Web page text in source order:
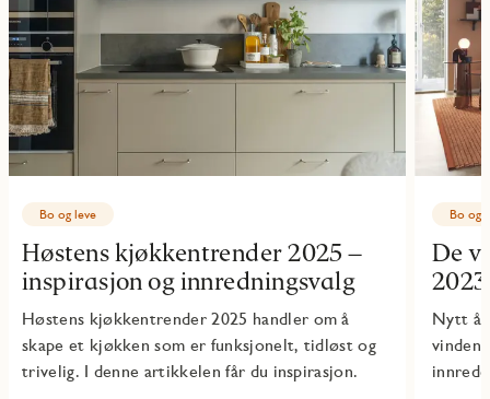
Bo og leve
Høstens kjøkkentrender 2025 –
inspirasjon og innredningsvalg
Høstens kjøkkentrender 2025 handler om å
skape et kjøkken som er funksjonelt, tidløst og
trivelig. I denne artikkelen får du inspirasjon.
Bo og
De
2023
Nytt
vinden